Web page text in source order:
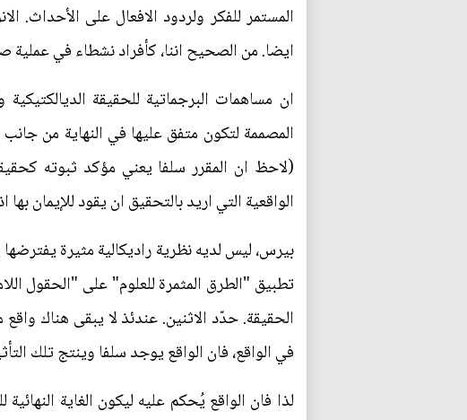
المستمر للفكر ولردود الافعال على
ايضا. من الصحيح اننا، كأفراد نشطاء في عملية
ان مساهمات البرجماتية للحقيقة
المصممة لتكون متفق عليها في النهاية من
(لاحظ ان المقرر سلفا يعني مؤكد ثبوته
الواقعية التي اريد بالتحقيق ان يقود للإيمان
بيرس، ليس لديه نظرية راديكالية مثيرة
تطبيق "الطرق المثمرة للعلوم" على "الحقول
الحقيقة. حدّد الاثنين. عندئذ لا يبقى هناك
في الواقع، فان الواقع يوجد سلفا وينتج تلك
لذا فان الواقع يُحكم عليه ليكون الغاية